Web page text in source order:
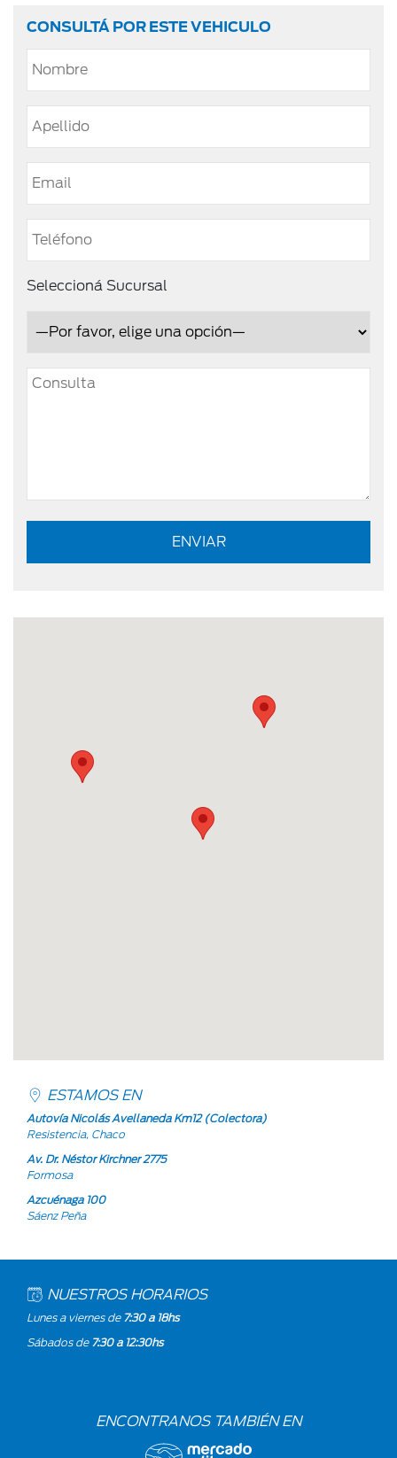
CONSULTÁ POR ESTE VEHICULO
Seleccioná Sucursal
ESTAMOS EN
Autovía Nicolás Avellaneda Km12 (Colectora)
Resistencia, Chaco
Av. Dr. Néstor Kirchner 2775
Formosa
Azcuénaga 100
Sáenz Peña
NUESTROS HORARIOS
Lunes a viernes de 7:30 a 18hs
Sábados de 7:30 a 12:30hs
ENCONTRANOS TAMBIÉN EN